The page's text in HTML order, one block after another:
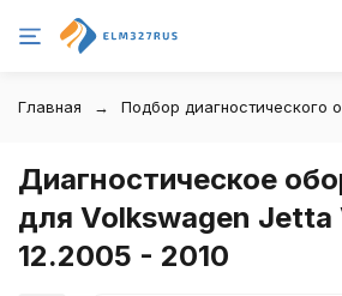
Главная Подбор диагностического
Диагностическое
для Volkswagen Jetta
12.2005 - 2010